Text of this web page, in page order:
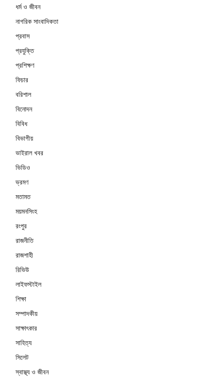
ধর্ম ও জীবন
নাগরিক সাংবাদিকতা
প্রবাস
প্রযুক্তি
প্রশিক্ষণ
ফিচার
বরিশাল
বিনোদন
বিবিধ
বিভাগীয়
ভাইরাল খবর
ভিডিও
ভ্রমণ
মতামত
ময়মনসিংহ
রংপুর
রাজনীতি
রাজশাহী
রিভিউ
লাইফস্টাইল
শিক্ষা
সম্পাদকীয়
সাক্ষাৎকার
সাহিত্য
সিলেট
স্বাস্থ্য ও জীবন